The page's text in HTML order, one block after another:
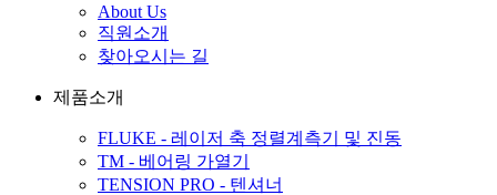
About Us
직원소개
찾아오시는 길
제품소개
FLUKE - 레이저 축 정렬계측기 및 진동
TM - 베어링 가열기
TENSION PRO - 텐셔너